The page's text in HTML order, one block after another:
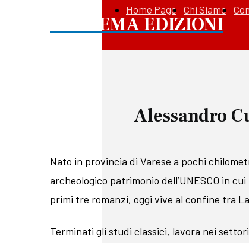
Home Page Chi Siamo
APOREMA EDIZIONI
Alessandro
Nato in provincia di Varese a pochi
archeologico patrimonio dell’UNESCO in
primi tre romanzi, oggi vive al confine tra
Terminati gli studi classici, lavora nei